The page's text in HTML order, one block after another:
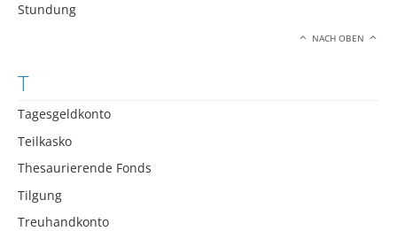
Stundung
NACH OBEN
T
Tagesgeldkonto
Teilkasko
Thesaurierende Fonds
Tilgung
Treuhandkonto